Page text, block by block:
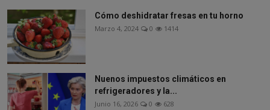
Cómo deshidratar fresas en tu horno
Marzo 4, 2024 0 1414
Nuenos impuestos climáticos en
refrigeradores y la...
Junio 16, 2026 0 628